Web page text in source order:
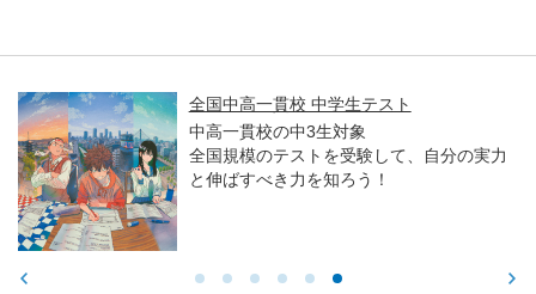
実力
国立大入試オープン解説講義
高卒生／高校生対象
河合塾進学アドバイザーとプロ講師
教科のポイントや合格者の傾向など